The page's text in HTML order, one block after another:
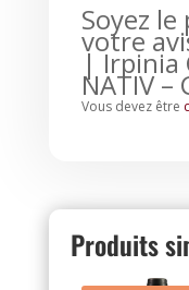
Soyez
votre
| Irpinia
NATIV –
Vous devez être
Produits